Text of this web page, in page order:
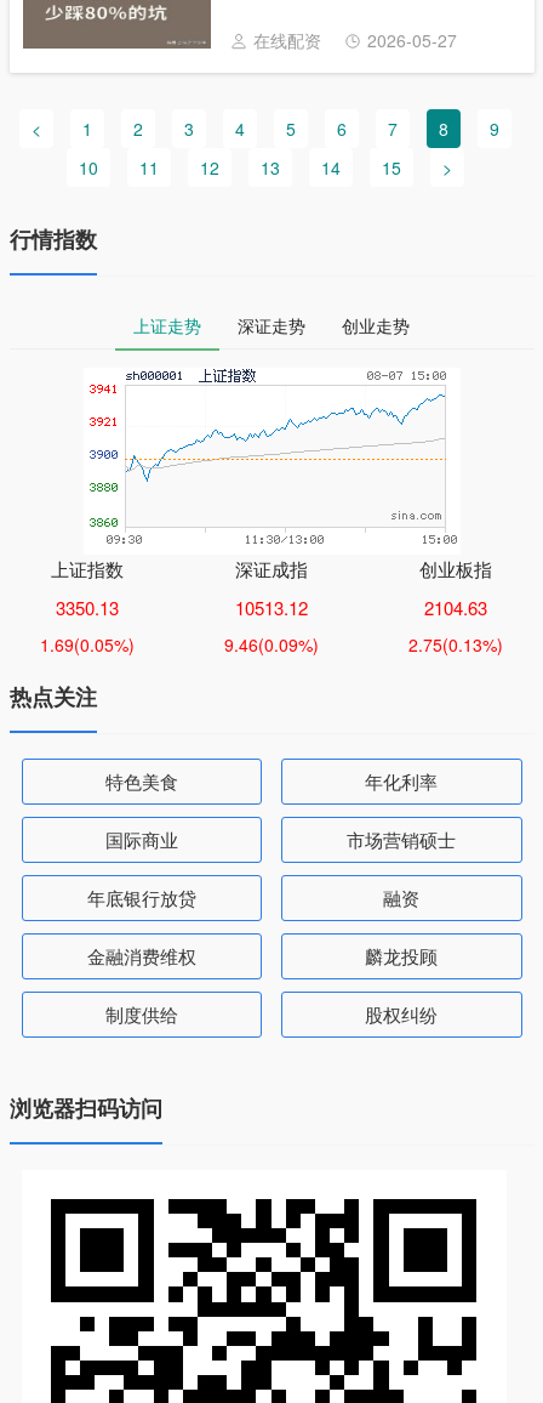
跟风买又怕踩坑。其实炒股没那么复杂，
先......
在线配资 2026-05-27
< 1 2 3 4 5 6 7 8
9
10
11 12 13 14 15 >
行情指数
上证走势 深证走势 创业走势
上证指数
3350.13
1.69(0.05%)
深证成指
10513.12
9.46(0.09%)
创业板指
2104.63
2.75(0.13%)
热点关注
特色美食 年化利率
国际商业 市场营销硕士
年底银行放贷 融资
金融消费维权 麟龙投顾
制度供给 股权纠纷
浏览器扫码访问